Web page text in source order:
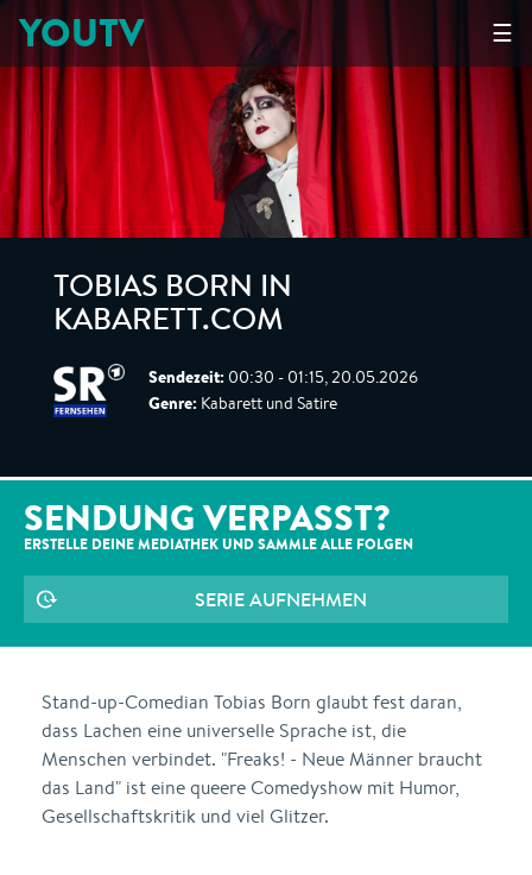
☰
YOUTV
TOBIAS BORN IN
KABARETT.COM
Sendezeit: 00:30 - 01:15, 20.05.2026
Genre: Kabarett und Satire
SENDUNG VERPASST?
ERSTELLE DEINE MEDIATHEK UND SAMMLE ALLE FOLGEN
SERIE AUFNEHMEN
Stand-up-Comedian Tobias Born glaubt fest daran,
dass Lachen eine universelle Sprache ist, die
Menschen verbindet. "Freaks! - Neue Männer braucht
das Land" ist eine queere Comedyshow mit Humor,
Gesellschaftskritik und viel Glitzer.